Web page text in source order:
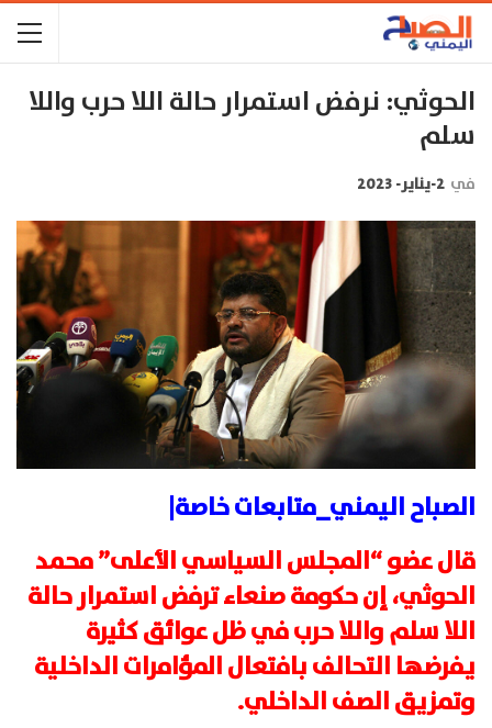
الحوثي: نرفض استمرار حالة اللا حرب واللا
سلم
في 2-يناير- 2023
الصباح اليمني_متابعات خاصة|
قال عضو “المجلس السياسي الأعلى” محمد
الحوثي، إن حكومة صنعاء ترفض استمرار حالة
اللا سلم واللا حرب في ظل عوائق كثيرة
يفرضها التحالف بافتعال المؤامرات الداخلية
وتمزيق الصف الداخلي.